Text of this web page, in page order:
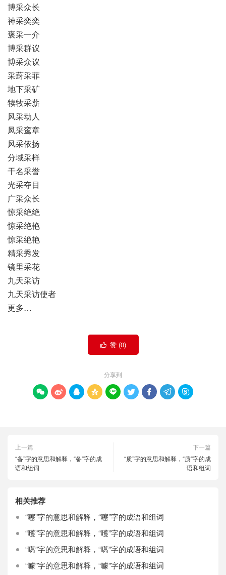
博采众长
神采奕奕
褒采一介
博采群议
博采众议
采葑采菲
地下采矿
犊牧采薪
风采动人
凤采鸾章
风采依扬
分域采样
干名采誉
光采夺目
广采众长
惊采绝绝
惊采绝艳
惊采絶艳
精采秀发
镜里采花
九天采访
九天采访使者
更多…
 赞 (0)
分享到
        
上一篇
“备”字的意思和解释，“备”字的成
语和组词
下一篇
“质”字的意思和解释，“质”字的成
语和组词
相关推荐
“噻”字的意思和解释，“噻”字的成语和组词
“嚄”字的意思和解释，“嚄”字的成语和组词
“嚆”字的意思和解释，“嚆”字的成语和组词
“噱”字的意思和解释，“噱”字的成语和组词